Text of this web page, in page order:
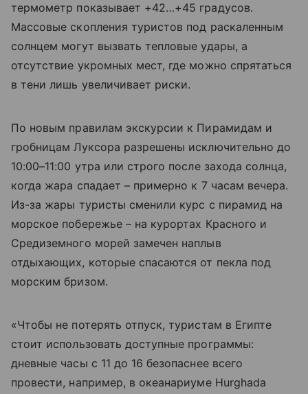
термометр показывает +42…+45 градусов.
Массовые скопления туристов под раскаленным
солнцем могут вызвать тепловые удары, а
отсутствие укромных мест, где можно спрятаться
в тени лишь увеличивает риски.
По новым правилам экскурсии к Пирамидам и
гробницам Луксора разрешены исключительно до
10:00–11:00 утра или строго после захода солнца,
когда жара спадает – примерно к 7 часам вечера.
Из-за жары туристы сменили курс с пирамид на
морское побережье – на курортах Красного и
Средиземного морей замечен наплыв
отдыхающих, которые спасаются от пекла под
морским бризом.
«Чтобы не потерять отпуск, туристам в Египте
стоит использовать доступные программы:
дневные часы с 11 до 16 безопаснее всего
провести, например, в океанариуме Hurghada